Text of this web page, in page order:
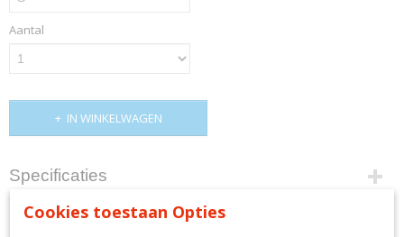
Aantal
IN WINKELWAGEN
Specificaties
Productcode
Omschrijving
Cookies toestaan Opties